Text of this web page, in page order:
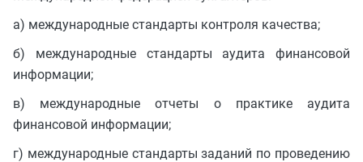
а) международные стандарты контроля качества;
б) международные стандарты аудита финансовой
информации;
в) международные отчеты о практике аудита
финансовой информации;
г) международные стандарты заданий по проведению